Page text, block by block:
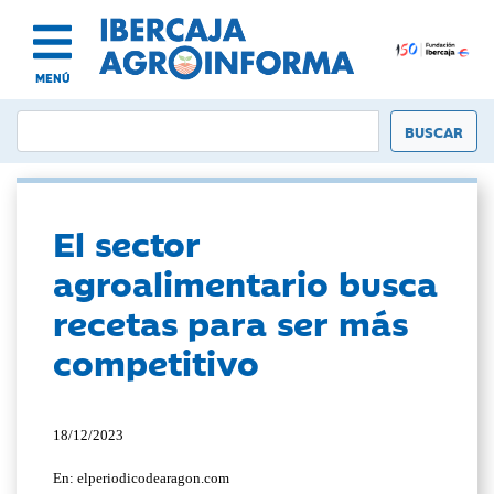
MENÚ
El sector
agroalimentario busca
recetas para ser más
competitivo
18/12/2023
En: elperiodicodearagon.com